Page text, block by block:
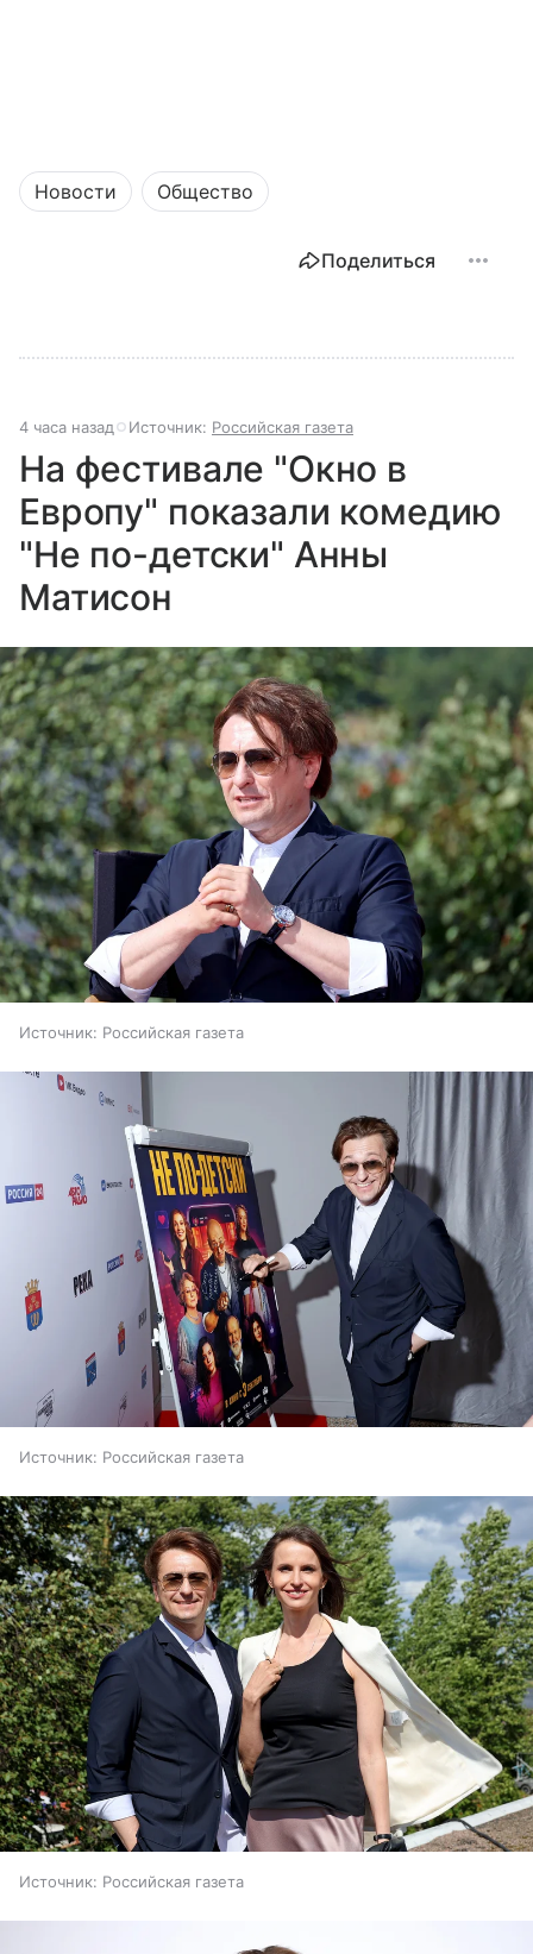
Новости Общество
Поделиться
4 часа назад Источник: Российская газета
На фестивале "Окно в
Европу" показали комедию
"Не по-детски" Анны
Матисон
Источник: Российская газета
Источник: Российская газета
Источник: Российская газета